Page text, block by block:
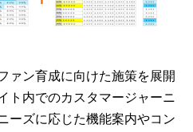
ァン育成に向けた施策を展開
ト内でのカスタマージャーニ
ーズに応じた機能案内やコン